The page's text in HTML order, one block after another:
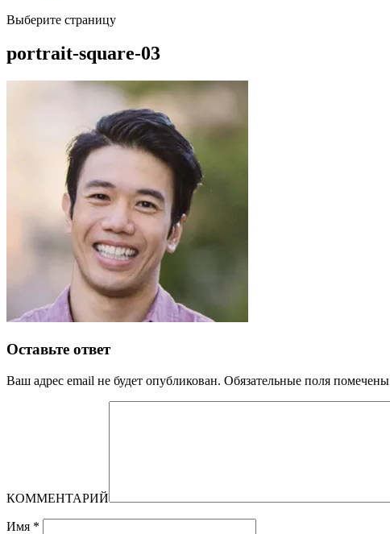
Выберите страницу
portrait-square-03
Оставьте ответ
Ваш адрес email не будет опубликован. Обязательные поля помечены
КОММЕНТАРИЙ
Имя *